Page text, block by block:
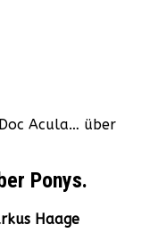
Acula… über
Ponys.
Haage